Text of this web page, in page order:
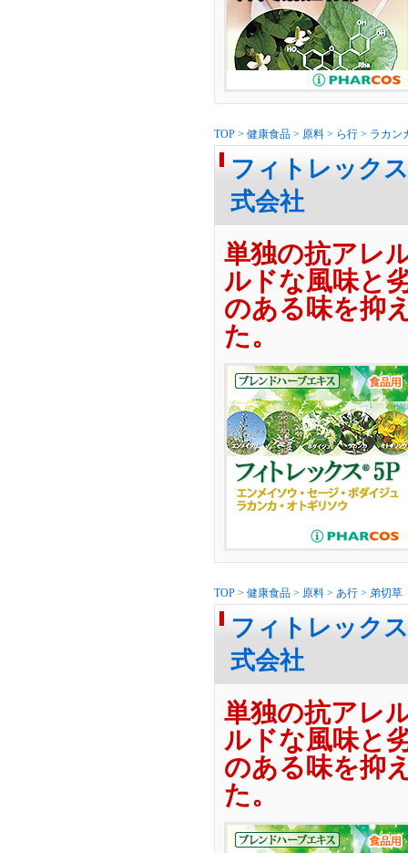
TOP > 健康食品 > 原料 > ら行 > ラカン
フィトレック
式会社
単独の抗アレ
ルドな風味と
のある味を抑
た。
TOP > 健康食品 > 原料 > あ行 > 弟切草
フィトレック
式会社
単独の抗アレ
ルドな風味と
のある味を抑
た。